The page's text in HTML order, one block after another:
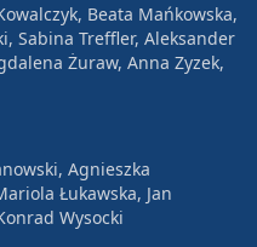
Beata Mańkowska,
Sabina Treffler, Aleksander
Żuraw, Anna Zyzek,
Agnieszka
Łukawska, Jan
Wysocki